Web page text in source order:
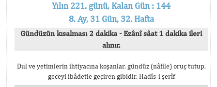
Yılın 221. günü, Kalan Gün : 144
8. Ay, 31 Gün, 32. Hafta
Gündüzün kısalması 2 dakika - Ezânî sâat 1 dakika ileri
alınır.
Dul ve yetimlerin ihtiyacına koşanlar, gündüz (nâfile) oruç tutup,
geceyi ibâdetle geçiren gibidir. Hadîs-i şerîf